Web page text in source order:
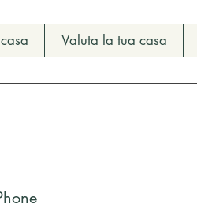
Valuta la tua casa